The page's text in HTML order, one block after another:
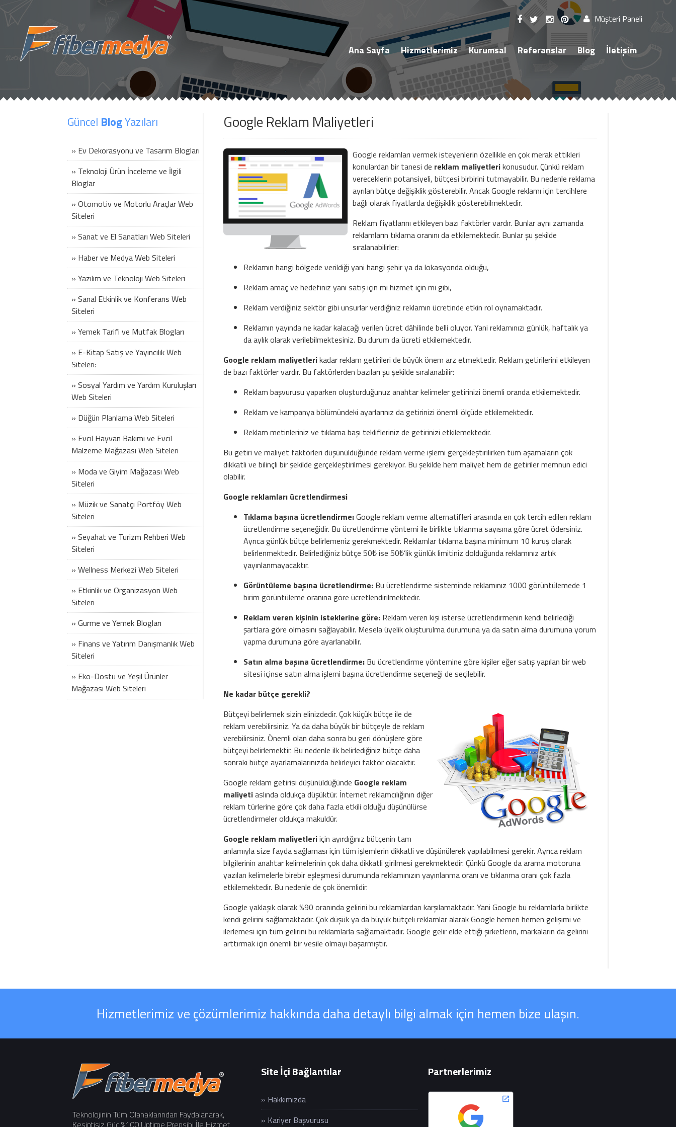
Müşteri Paneli
Ana Sayfa Hizmetlerimiz Kurumsal Referanslar Blog İletişim
Google Reklam Maliyetleri
Google reklamları vermek isteyenlerin özellikle en çok merak ettikleri
konulardan bir tanesi de reklam maliyetlerikonusudur. Çünkü reklam
vereceklerin potansiyeli, bütçesi birbirini tutmayabilir. Bu nedenle reklama
ayrılan bütçe değişiklik gösterebilir. Ancak Google reklamı için tercihlere
bağlı olarak fiyatlarda değişiklik gösterebilmektedir.
Reklam fiyatlarını etkileyen bazı faktörler vardır. Bunlar aynı zamanda
reklamların tıklama oranını da etkilemektedir. Bunlar şu şekilde
sıralanabilirler:
Reklamın hangi bölgede verildiği yani hangi şehir ya da lokasyonda olduğu,
Reklam amaç ve hedefiniz yani satış için mi hizmet için mi gibi,
Reklam verdiğiniz sektör gibi unsurlar verdiğiniz reklamın ücretinde etkin rol oynamaktadır.
Reklamın yayında ne kadar kalacağı verilen ücret dâhilinde belli oluyor. Yani reklamınızı günlük, haftalık ya
da aylık olarak verilebilmektesiniz. Bu durum da ücreti etkilemektedir.
Google reklam maliyetlerikadar reklam getirileri de büyük önem arz etmektedir. Reklam getirilerini etkileyen
de bazı faktörler vardır. Bu faktörlerden bazıları şu şekilde sıralanabilir:
Reklam başvurusu yaparken oluşturduğunuz anahtar kelimeler getirinizi önemli oranda etkilemektedir.
Reklam ve kampanya bölümündeki ayarlarınız da getirinizi önemli ölçüde etkilemektedir.
Reklam metinleriniz ve tıklama başı teklifleriniz de getirinizi etkilemektedir.
Bu getiri ve maliyet faktörleri düşünüldüğünde reklam verme işlemi gerçekleştirilirken tüm aşamaların çok
dikkatli ve bilinçli bir şekilde gerçekleştirilmesi gerekiyor. Bu şekilde hem maliyet hem de getiriler memnun edici
olabilir.
Google reklamları ücretlendirmesi
Tıklama başına ücretlendirme:Google reklam verme alternatifleri arasında en çok tercih edilen reklam
ücretlendirme seçeneğidir. Bu ücretlendirme yöntemi ile birlikte tıklanma sayısına göre ücret ödersiniz.
Ayrıca günlük bütçe belirlemeniz gerekmektedir. Reklamlar tıklama başına minimum 10 kuruş olarak
belirlenmektedir. Belirlediğiniz bütçe 50₺ ise 50₺’lik günlük limitiniz dolduğunda reklamınız artık
yayınlanmayacaktır.
Görüntüleme başına ücretlendirme: Bu ücretlendirme sisteminde reklamınız 1000 görüntülemede 1
birim görüntüleme oranına göre ücretlendirilmektedir.
Reklam veren kişinin isteklerine göre: Reklam veren kişi isterse ücretlendirmenin kendi belirlediği
şartlara göre olmasını sağlayabilir. Mesela üyelik oluşturulma durumuna ya da satın alma durumuna yorum
yapma durumuna göre ayarlanabilir.
Satın alma başına ücretlendirme: Bu ücretlendirme yöntemine göre kişiler eğer satış yapılan bir web
sitesi içinse satın alma işlemi başına ücretlendirme seçeneği de seçilebilir.
Ne kadar bütçe gerekli?
Bütçeyi belirlemek sizin elinizdedir. Çok küçük bütçe ile de
reklam verebilirsiniz. Ya da daha büyük bir bütçeyle de reklam
verebilirsiniz. Önemli olan daha sonra bu geri dönüşlere göre
bütçeyi belirlemektir. Bu nedenle ilk belirlediğiniz bütçe daha
sonraki bütçe ayarlamalarınızda belirleyici faktör olacaktır.
Google reklam getirisi düşünüldüğünde Google reklam
maliyetiaslında oldukça düşüktür. İnternet reklamcılığının diğer
reklam türlerine göre çok daha fazla etkili olduğu düşünülürse
ücretlendirmeler oldukça makuldür.
Google reklam maliyetleriiçin ayırdığınız bütçenin tam
anlamıyla size fayda sağlaması için tüm işlemlerin dikkatli ve düşünülerek yapılabilmesi gerekir. Ayrıca reklam
bilgilerinin anahtar kelimelerinin çok daha dikkatli girilmesi gerekmektedir. Çünkü Google da arama motoruna
yazılan kelimelerle birebir eşleşmesi durumunda reklamınızın yayınlanma oranı ve tıklanma oranı çok fazla
etkilemektedir. Bu nedenle de çok önemlidir.
Google yaklaşık olarak %90 oranında gelirini bu reklamlardan karşılamaktadır. Yani Google bu reklamlarla birlikte
kendi gelirini sağlamaktadır. Çok düşük ya da büyük bütçeli reklamlar alarak Google hemen hemen gelişimi ve
ilerlemesi için tüm gelirini bu reklamlarla sağlamaktadır. Google gelir elde ettiği şirketlerin, markaların da gelirini
arttırmak için önemli bir vesile olmayı başarmıştır.
Güncel BlogYazıları
» Ev Dekorasyonu ve Tasarım Blogları
» Teknoloji Ürün İnceleme ve İlgili
Bloglar
» Otomotiv ve Motorlu Araçlar Web
Siteleri
» Sanat ve El Sanatları Web Siteleri
» Haber ve Medya Web Siteleri
» Yazılım ve Teknoloji Web Siteleri
» Sanal Etkinlik ve Konferans Web
Siteleri
» Yemek Tarifi ve Mutfak Blogları
» E-Kitap Satış ve Yayıncılık Web
Siteleri:
» Sosyal Yardım ve Yardım Kuruluşları
Web Siteleri
» Düğün Planlama Web Siteleri
» Evcil Hayvan Bakımı ve Evcil
Malzeme Mağazası Web Siteleri
» Moda ve Giyim Mağazası Web
Siteleri
» Müzik ve Sanatçı Portföy Web
Siteleri
» Seyahat ve Turizm Rehberi Web
Siteleri
» Wellness Merkezi Web Siteleri
» Etkinlik ve Organizasyon Web
Siteleri
» Gurme ve Yemek Blogları
» Finans ve Yatırım Danışmanlık Web
Siteleri
» Eko-Dostu ve Yeşil Ürünler
Mağazası Web Siteleri
Hizmetlerimiz ve çözümlerimiz hakkında daha detaylı bilgi almak için hemen bize ulaşın.
Teknolojinin Tüm Olanaklarından Faydalanarak,
Kesintisiz Güç %100 Uptime Prensibi İle Hizmet
Site İçi Bağlantılar
» Hakkımızda
» Kariyer Başvurusu
Partnerlerimiz
Müşteri Paneli
Beni Hatırla Şifremi Unuttum!
Giriş Yap
Henüz Hesabınız Yok mu?
Hemen Hesap Oluştur!